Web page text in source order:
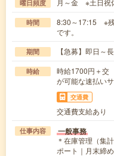
曜日頻度
時間
8:30～17:15 ※残
です。
期間 【急募】即日～
時給
時給1700円＋
が可能な速払い
交通費
交通費支給あり
仕事内容 一般事務
＊在庫管理（集
ポート｜月末締